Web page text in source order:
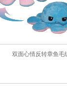
双面心情反转章鱼毛